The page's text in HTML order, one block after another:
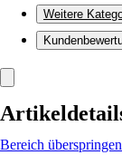
Weitere
Bereich überspringen